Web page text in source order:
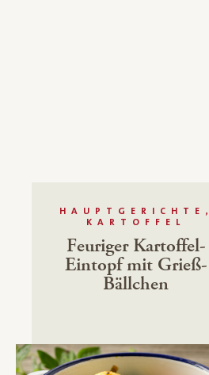
HAUPTGERICHTE,
KARTOFFEL
Feuriger Kartoffel-
Eintopf mit Grieß-
Bällchen